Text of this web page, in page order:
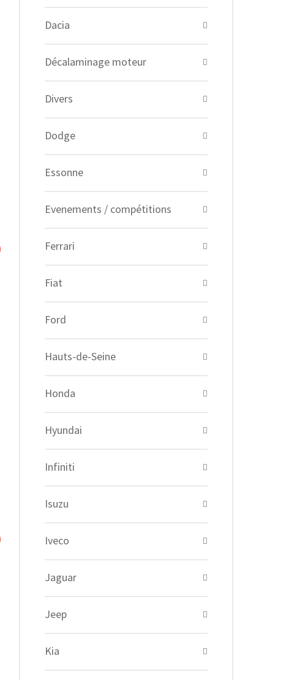
Dacia
Décalaminage moteur
Divers
Dodge
Essonne
Evenements / compétitions
Ferrari
Fiat
Ford
Hauts-de-Seine
Honda
Hyundai
Infiniti
Isuzu
Iveco
Jaguar
Jeep
Kia